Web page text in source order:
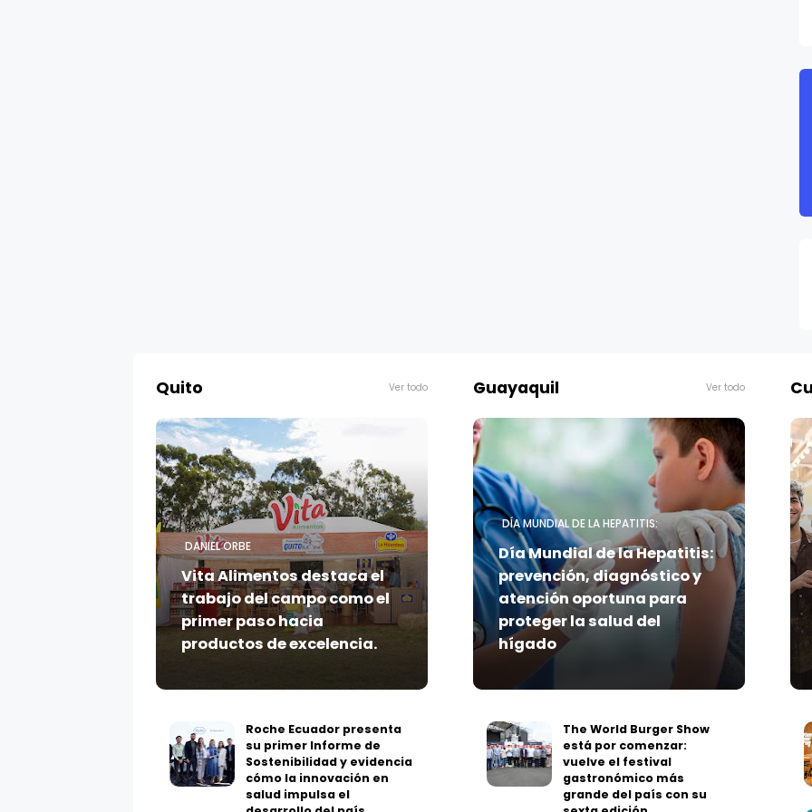
Quito Ver todo
DANIEL ORBE
Vita Alimentos destaca el
trabajo del campo como el
primer paso hacia
productos de excelencia.
Roche Ecuador presenta
su primer Informe de
Sostenibilidad y evidencia
cómo la innovación en
salud impulsa el
Guayaquil Ver todo
DÍA MUNDIAL DE LA HEPATITIS:
Día Mundial de la Hepatitis:
prevención, diagnóstico y
atención oportuna para
proteger la salud del
hígado
The World Burger Show
está por comenzar:
vuelve el festival
gastronómico más
grande del país con su